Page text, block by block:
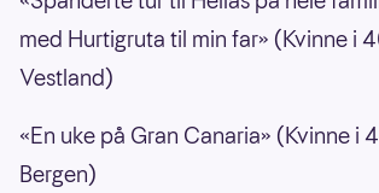
med Hurtigruta til min far» (Kvinne i
Vestland)
«En uke på Gran Canaria» (Kvinne i
Bergen)